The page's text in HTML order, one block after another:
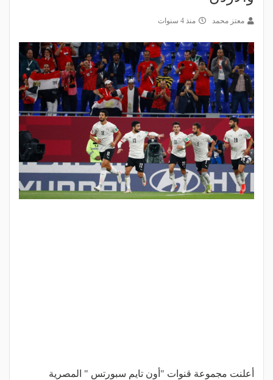
معتز محمد منذ 4 سنوات
أعلنت مجموعة قنوات "أون تايم سبورتس " المصرية